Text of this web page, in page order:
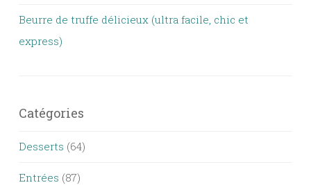
Beurre de truffe délicieux (ultra facile, chic et
express)
Catégories
Desserts (64)
Entrées (87)